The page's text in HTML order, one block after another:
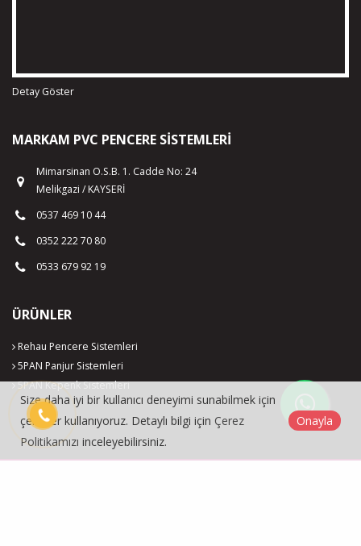
Detay Göster
MARKAM PVC PENCERE SISTEMLERI
Mimarsinan O.S.B. 1. Cadde No: 24
Melikgazi / KAYSERİ
0537 469 10 44
0352 222 70 80
0533 679 92 19
ÜRÜNLER
Rehau Pencere Sistemleri
5PAN Panjur Sistemleri
5PAN Kepenk Sistemleri
Size daha iyi bir kullanıcı deneyimi sunabilmek için
çerezler kullanıyoruz. Detaylı bilgi için Çerez
Politikamızı inceleyebilirsiniz.
Onayla